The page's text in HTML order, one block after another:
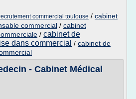
commercial toulouse / cabinet
commercial / cabinet
/ cabinet de
dans commercial / cabinet de
- Cabinet Médical